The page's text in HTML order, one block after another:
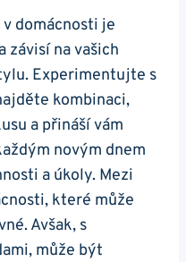
domácnosti je
závisí na vašich
Experimentujte s
kombinaci,
a přináší vám
novým dnem
a úkoly. Mezi
které může
Avšak, s
může být